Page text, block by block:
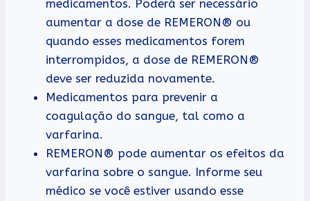
medicamentos. Poderá ser necessário
aumentar a dose de REMERON® ou
quando esses medicamentos forem
interrompidos, a dose de REMERON®
deve ser reduzida novamente.
Medicamentos para prevenir a
coagulação do sangue, tal como a
varfarina.
REMERON® pode aumentar os efeitos da
varfarina sobre o sangue. Informe seu
médico se você estiver usando esse